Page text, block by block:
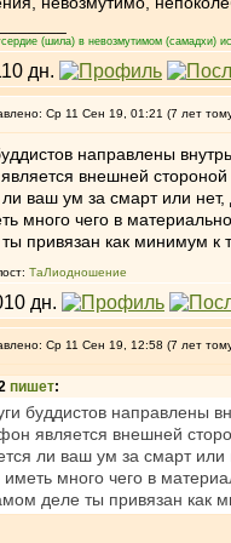
(шила) в невозмутимом (самадхи)
Ср 11 Сен 19, 01:21 (7 лет
направлены
внешней
ваш ум за смарт или нет,
много чего в
привязан как минимум к
ТаЛиодношение
Ср 11 Сен 19, 12:58 (7 лет
пишет:
буддистов направлены
является внешней
ли ваш ум за смарт или
много чего в
деле ты привязан как